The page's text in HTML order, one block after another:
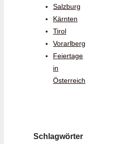
Salzburg
Kärnten
Tirol
Vorarlberg
Feiertage
in
Österreich
Schlagwörter